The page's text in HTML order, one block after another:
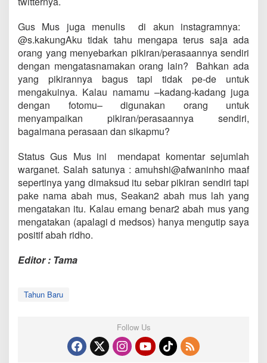
Gus Mus juga menulis di akun instagramnya:
@s.kakungAku tidak tahu mengapa terus saja ada
orang yang menyebarkan pikiran/perasaannya sendiri
dengan mengatasnamakan orang lain? Bahkan ada
yang pikirannya bagus tapi tidak pe-de untuk
mengakuinya. Kalau namamu –kadang-kadang juga
dengan fotomu– digunakan orang untuk
menyampaikan pikiran/perasaannya sendiri,
bagaimana perasaan dan sikapmu?
Status Gus Mus ini mendapat komentar sejumlah
warganet. Salah satunya : amuhshi@afwaninho maaf
sepertinya yang dimaksud itu sebar pikiran sendiri tapi
pake nama abah mus, Seakan2 abah mus lah yang
mengatakan itu. Kalau emang benar2 abah mus yang
mengatakan (apalagi d medsos) hanya mengutip saya
positif abah ridho.
Editor : Tama
Tahun Baru
Follow Us